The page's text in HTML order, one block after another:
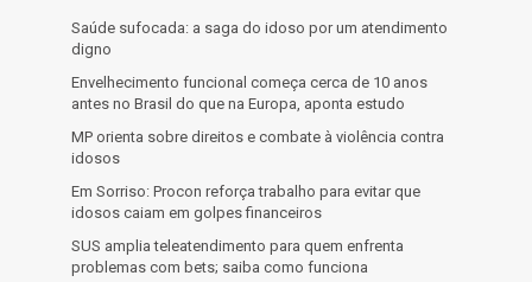
Saúde sufocada: a saga do idoso por um atendimento
digno
Envelhecimento funcional começa cerca de 10 anos
antes no Brasil do que na Europa, aponta estudo
MP orienta sobre direitos e combate à violência contra
idosos
Em Sorriso: Procon reforça trabalho para evitar que
idosos caiam em golpes financeiros
SUS amplia teleatendimento para quem enfrenta
problemas com bets; saiba como funciona